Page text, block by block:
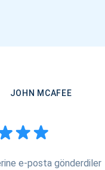
JOHN MCAFEE
e-posta gönderdiler